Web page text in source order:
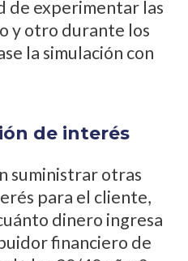
de experimentar las
y otro durante los
la simulación con
de interés
suministrar otras
para el cliente,
dinero ingresa
financiero de